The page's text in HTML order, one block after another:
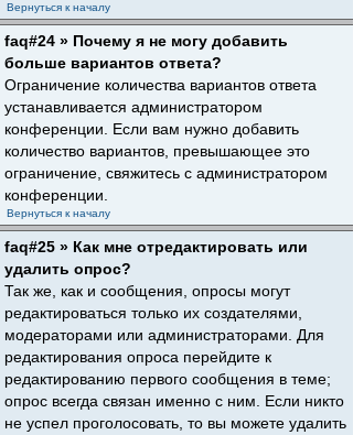
Вернуться к началу
faq#24 » Почему я не могу добавить
больше вариантов ответа?
Ограничение количества вариантов ответа
устанавливается администратором
конференции. Если вам нужно добавить
количество вариантов, превышающее это
ограничение, свяжитесь с администратором
конференции.
Вернуться к началу
faq#25 » Как мне отредактировать или
удалить опрос?
Так же, как и сообщения, опросы могут
редактироваться только их создателями,
модераторами или администраторами. Для
редактирования опроса перейдите к
редактированию первого сообщения в теме;
опрос всегда связан именно с ним. Если никто
не успел проголосовать, то вы можете удалить